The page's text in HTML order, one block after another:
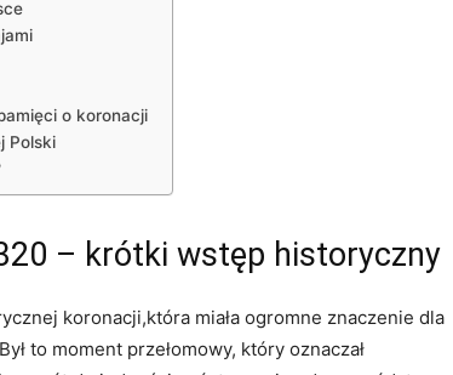
o koronacji
Polski
– krótki ⁣wstęp ⁢historyczny
koronacji,która miała ogromne znaczenie dla
to ⁣moment przełomowy, który oznaczał